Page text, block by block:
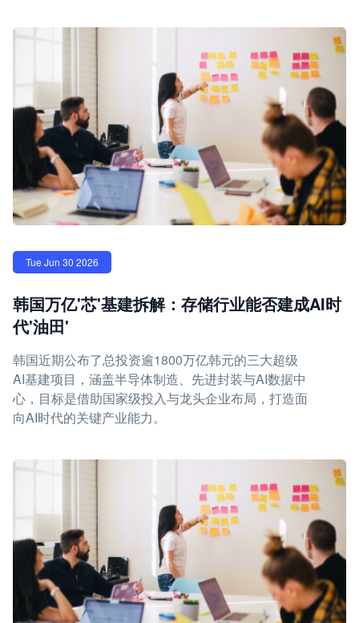
Tue Jun 30 2026
韩国万亿'芯'基建拆解：存储行业能否建成AI时
代'油田'
韩国近期公布了总投资逾1800万亿韩元的三大超级
AI基建项目，涵盖半导体制造、先进封装与AI数据中
心，目标是借助国家级投入与龙头企业布局，打造面
向AI时代的关键产业能力。